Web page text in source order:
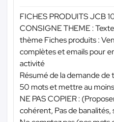
FICHES PRODUITS JCB
CONSIGNE THEME :
thème Fiches produits :
complètes et emails pour
activité
Résumé de la demande
50 mots et mettre au
NE PAS COPIER :
cohérent, Pas de banalités,